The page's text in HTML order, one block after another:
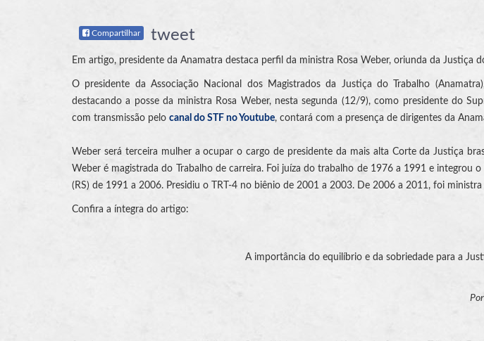
Compartilhar tweet
Em artigo, presidente da Anamatra destaca perfil da ministra Rosa Weber, oriunda da Justiça
O presidente da Associação Nacional dos Magistrados da Justiça do Trabalho
destacando a posse da ministra Rosa Weber, nesta segunda (12/9), como presidente do
com transmissão pelo canal do STF no Youtube, contará com a presença de dirigentes da
Weber será terceira mulher a ocupar o cargo de presidente da mais alta Corte da Justiça
Weber é magistrada do Trabalho de carreira. Foi juíza do trabalho de 1976 a 1991 e integrou o
(RS) de 1991 a 2006. Presidiu o TRT-4 no biênio de 2001 a 2003. De 2006 a 2011, foi ministra
Confira a íntegra do artigo:
A importância do equilíbrio e da sobriedade para a